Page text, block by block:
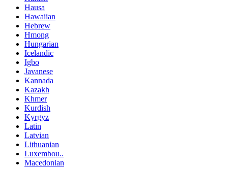
Hausa
Hawaiian
Hebrew
Hmong
Hungarian
Icelandic
Igbo
Javanese
Kannada
Kazakh
Khmer
Kurdish
Kyrgyz
Latin
Latvian
Lithuanian
Luxembou..
Macedonian